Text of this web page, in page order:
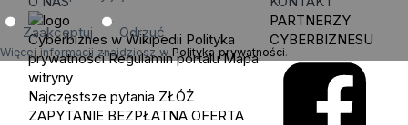
Zaakceptuj Odrzuć
Więcej informacji znajdziesz w Polityka prywatności.
Cyberbiznes w Wikipedii Polityka
prywatności Regulamin portalu Mapa
witryny
Najczęstsze pytania ZŁÓŻ
ZAPYTANIE BEZPŁATNA OFERTA
PARTNERZY
CYBERBIZNESU